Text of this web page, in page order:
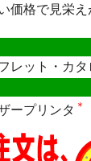
価格で見栄
レット・カタ
ープリンタ ＊